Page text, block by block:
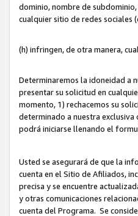
dominio, nombre de
cualquier sitio de redes sociales
(h) infringen, de otra manera,
Determinaremos la idoneidad a
presentar su solicitud en
momento, 1) rechacemos su
determinado a nuestra
podrá iniciarse llenando el
Usted se asegurará de que la
cuenta en el Sitio de Afiliados,
precisa y se encuentre
y otras comunicaciones
cuenta del Programa. Se